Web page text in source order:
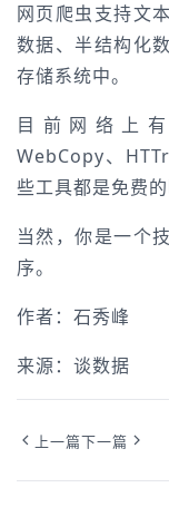
网页爬虫支持文
数据、半结构化
存储系统中。
目前网络上
WebCopy、
些工具都是免费的
当然，你是一个
序。
作者：石秀峰
来源：谈数据
上一篇下一篇